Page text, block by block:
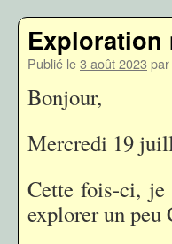
Exploration
Publié le3 août 2023 par
Bonjour,
Mercredi 19
Cette fois-ci, je
explorer un peu